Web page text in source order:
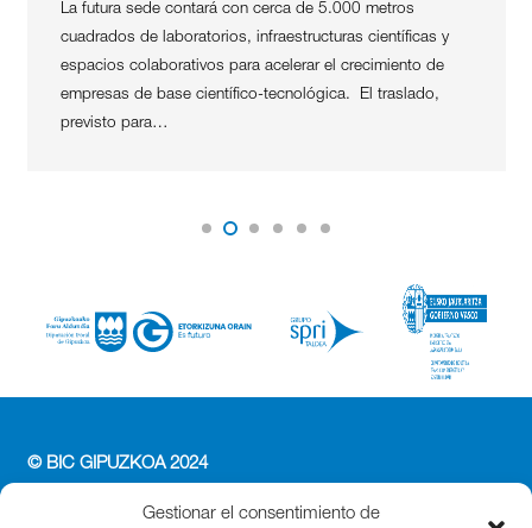
Gestionar el consentimiento de
La futura sede contará con cerca de 5.000 metros
cuadrados de laboratorios, infraestructuras científicas y
espacios colaborativos para acelerar el crecimiento de
empresas de base científico-tecnológica. El traslado,
previsto para…
© BIC GIPUZKOA 2024
PERFIL DEL CONTRATANTE